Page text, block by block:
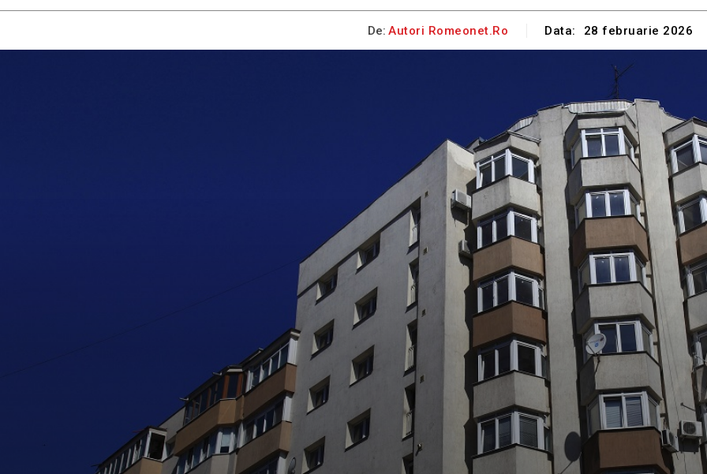
De: Autori Romeonet.ro Data: 28 februarie 2026